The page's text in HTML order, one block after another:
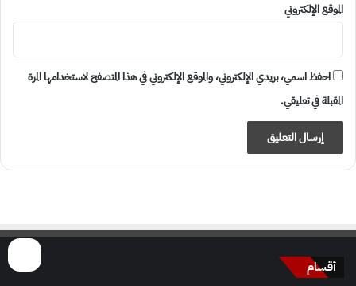
الموقع الإلكتروني
احفظ اسمي، بريدي الإلكتروني، والموقع الإلكتروني في هذا المتصفح لاستخدامها المرة
المقبلة في تعليقي.
أقسام